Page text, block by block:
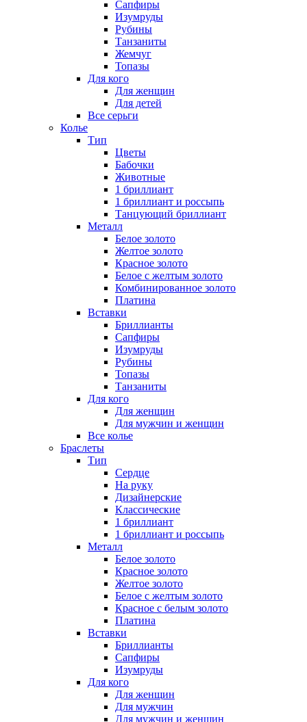
Сапфиры
Изумруды
Рубины
Танзаниты
Жемчуг
Топазы
Для кого
Для женщин
Для детей
Все серьги
Колье
Тип
Цветы
Бабочки
Животные
1 бриллиант
1 бриллиант и россыпь
Танцующий бриллиант
Металл
Белое золото
Желтое золото
Красное золото
Белое с желтым золото
Комбинированное золото
Платина
Вставки
Бриллианты
Сапфиры
Изумруды
Рубины
Топазы
Танзаниты
Для кого
Для женщин
Для мужчин и женщин
Все колье
Браслеты
Тип
Сердце
На руку
Дизайнерские
Классические
1 бриллиант
1 бриллиант и россыпь
Металл
Белое золото
Красное золото
Желтое золото
Белое с желтым золото
Красное с белым золото
Платина
Вставки
Бриллианты
Сапфиры
Изумруды
Для кого
Для женщин
Для мужчин
Для мужчин и женщин